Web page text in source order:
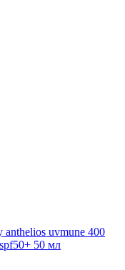
uvmune 400
50 мл